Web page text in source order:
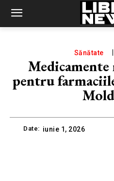
Sănătate
pentru
Date: iunie 1, 2026